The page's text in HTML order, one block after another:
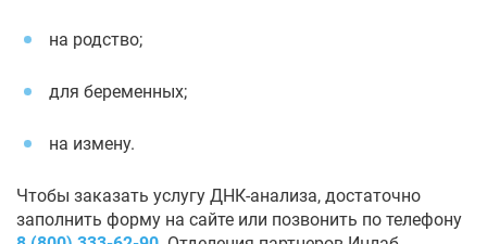
на родство;
для беременных;
на измену.
Чтобы заказать услугу ДНК-анализа, достаточно
заполнить форму на сайте или позвонить по телефону